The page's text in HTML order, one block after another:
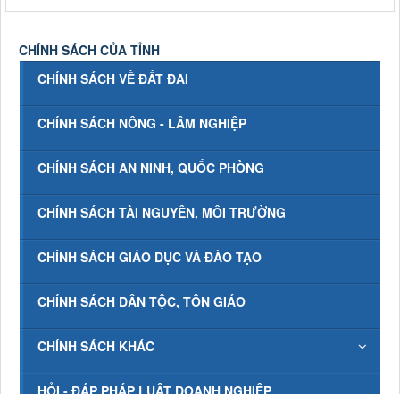
CHÍNH SÁCH CỦA TỈNH
CHÍNH SÁCH VỀ ĐẤT ĐAI
CHÍNH SÁCH NÔNG - LÂM NGHIỆP
CHÍNH SÁCH AN NINH, QUỐC PHÒNG
CHÍNH SÁCH TÀI NGUYÊN, MÔI TRƯỜNG
CHÍNH SÁCH GIÁO DỤC VÀ ĐÀO TẠO
CHÍNH SÁCH DÂN TỘC, TÔN GIÁO
CHÍNH SÁCH KHÁC